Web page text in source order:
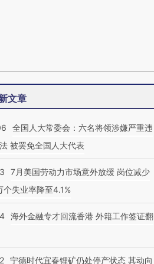
文章
全国人大常委会：六名将领涉嫌严重违
被罢免全国人大代表
7月美国劳动力市场意外放缓 岗位减少
个失业率降至4.1%
海外金融专才回流香港 外籍工作签证翻
宁德时代宜春锂矿仍处停产状态 其动向